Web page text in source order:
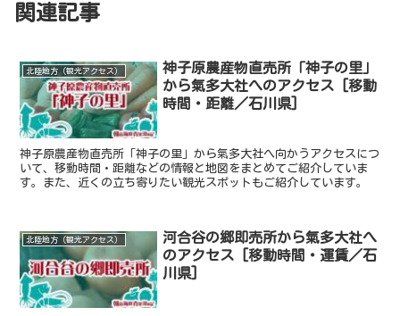
関連記事
北陸地方（観光アクセス）
神子原農産物直売所「神子の里」
から氣多大社へのアクセス [移動
時間・距離／石川県]
神子原農産物直売所「神子の里」から氣多大社へ向かうアクセスにつ
いて、移動時間・距離などの情報と地図をまとめてご紹介していま
す。また、近くの立ち寄りたい観光スポットもご紹介しています。
北陸地方（観光アクセス）
河合谷の郷即売所から氣多大社へ
のアクセス [移動時間・運賃／石
川県]